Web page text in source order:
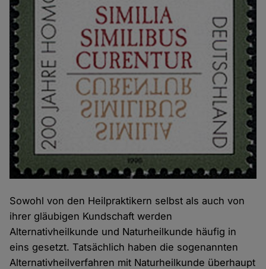
Sowohl von den Heilpraktikern selbst als auch von
ihrer gläubigen Kundschaft werden
Alternativheilkunde und Naturheilkunde häufig in
eins gesetzt. Tatsächlich haben die sogenannten
Alternativheilverfahren mit Naturheilkunde überhaupt